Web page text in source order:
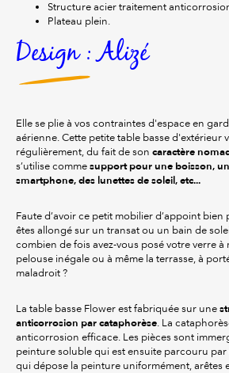
Structure acier traitement
Plateau plein.
Design : Alizé
Elle se plie à vos contraintes d'espace en
aérienne. Cette petite table basse d'extérieur
régulièrement, du fait de son caractère
s’utilise comme support pour une boisson,
smartphone, des lunettes de soleil, etc...
Faute d’avoir ce petit mobilier d’appoint
êtes allongé sur un transat ou un bain de
combien de fois avez-vous posé votre verre à
pelouse inégale ou à même la terrasse, à
maladroit ?
La table basse Flower est fabriquée sur une
anticorrosion par cataphorèse. La
anticorrosion efficace. Les pièces sont
peinture soluble qui est ensuite parcouru
qui dépose la peinture uniformément, arêtes